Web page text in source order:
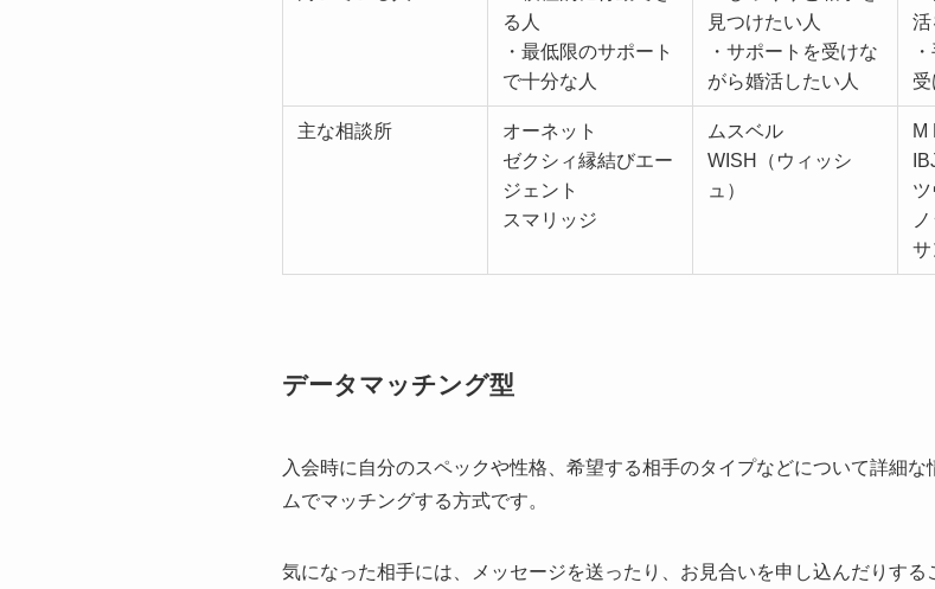
る人
・最低限のサポート
で十分な人
見つけたい人
・サポートを受けな
がら婚活したい人
活
受
主な相談所
オーネット
ゼクシィ縁結びエー
ジェント
スマリッジ
ムスベル
WISH（ウィッシ
ュ）
M
ツ
サ
データマッチング型
入会時に自分のスペックや性格、希望する相手のタイプなどについて詳細
ムでマッチングする方式です。
気になった相手には、メッセージを送ったり、お見合いを申し込んだりす